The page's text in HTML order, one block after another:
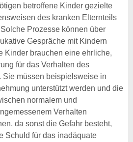
betroffene Kinder gezielte
des kranken Elternteils
Prozesse können über
Gespräche mit Kindern
Kinder brauchen eine ehrliche,
für das Verhalten des
Sie müssen beispielsweise in
unterstützt werden und die
normalem und
Verhalten
da sonst die Gefahr besteht,
Schuld für das inadäquate